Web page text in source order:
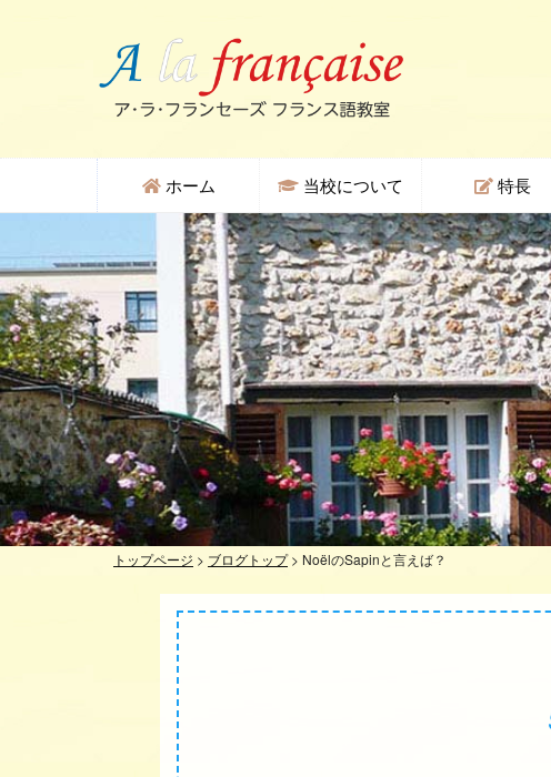
ホーム 当校について 特長
トップページ > ブログトップ> NoëlのSapinと言えば？